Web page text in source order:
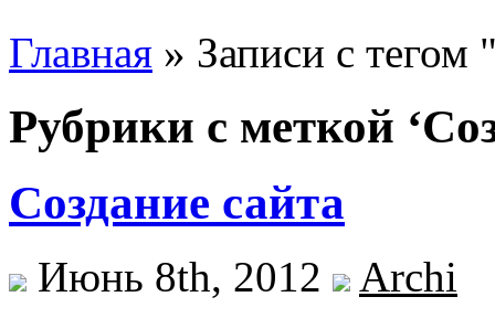
Главная » Записи с тегом
Рубрики с меткой
Создание сайта
Июнь 8th, 2012
Archi